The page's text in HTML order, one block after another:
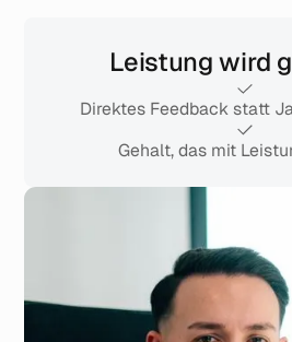
Leistung wird
Direktes Feedback statt
Gehalt, das mit